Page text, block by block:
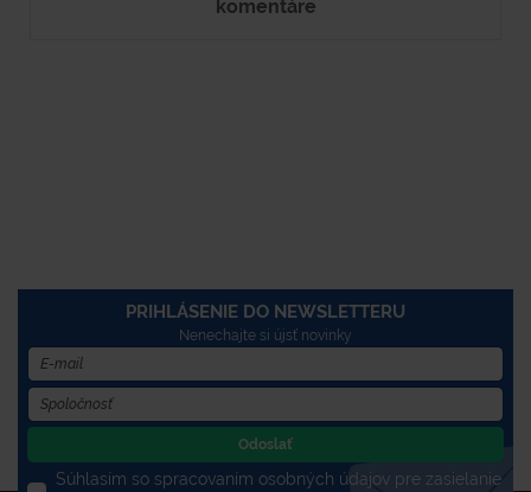
komentáre
PRIHLÁSENIE DO NEWSLETTERU
Nenechajte si újsť novinky
Odoslať
Súhlasím so spracovaním osobných údajov pre zasielanie